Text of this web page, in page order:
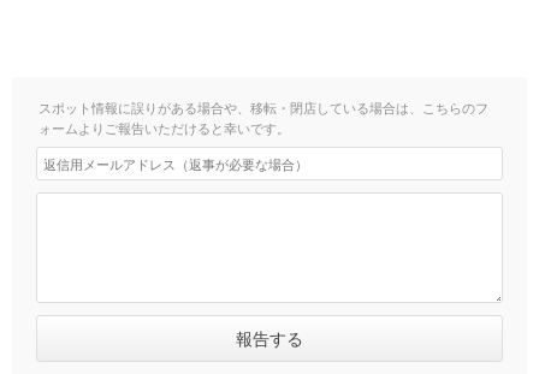
スポット情報に誤りがある場合や、移転・閉店している場合は、こちらのフ
ォームよりご報告いただけると幸いです。